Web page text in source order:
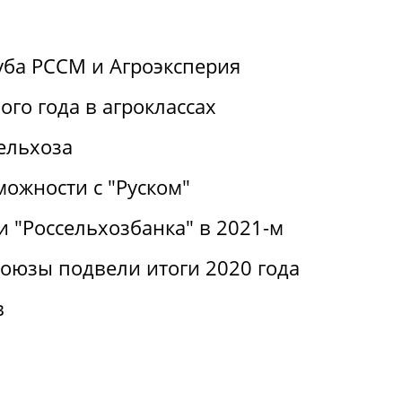
РССМ и Агроэксперия
года в агроклассах
с "Руском"
"Россельхозбанка" в 2021-м
подвели итоги 2020 года